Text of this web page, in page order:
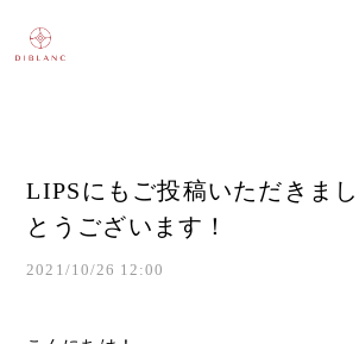
LIPSにもご投稿いただきま
とうございます！
2021/10/26 12:00